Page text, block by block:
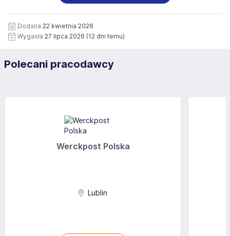
Dodana 22 kwietnia 2026
Wygasła 27 lipca 2026 (12 dni temu)
Polecani pracodawcy
Werckpost Polska
Lublin